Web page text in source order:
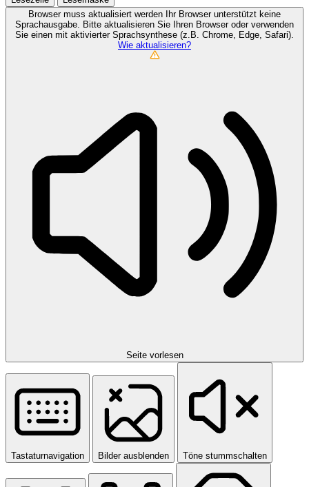
Browser muss aktualisiert werden
Ihr Browser unterstützt keine
Sprachausgabe. Bitte aktualisieren Sie Ihren Browser oder verwenden
Sie einen mit aktivierter Sprachsynthese (z.B. Chrome, Edge, Safari).
Wie aktualisieren?
Seite vorlesen
Tastaturnavigation Bilder ausblenden Töne stummschalten